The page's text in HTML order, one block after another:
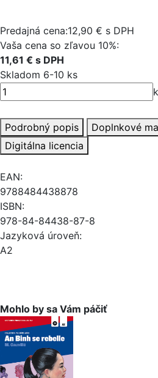
Predajná cena:12,90 € s DPH
Vaša cena so zľavou 10%:
11,61 € s DPH
Skladom 6-10 ks
Podrobný popis Doplnkové
Digitálna licencia
EAN:
9788484438878
ISBN:
978-84-84438-87-8
Jazyková úroveň:
A2
Mohlo by sa Vám páčiť